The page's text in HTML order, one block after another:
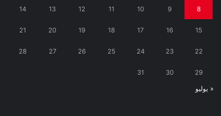
8
9
10
11
12
13
14
15
16
17
18
19
20
21
22
23
24
25
26
27
28
29
30
31
« يوليو